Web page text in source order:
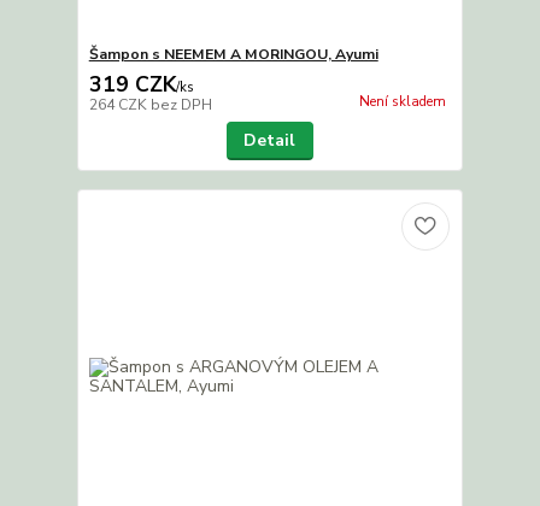
Šampon s NEEMEM A MORINGOU, Ayumi
319 CZK/ks
264 CZK bez DPH Není skladem
Detail